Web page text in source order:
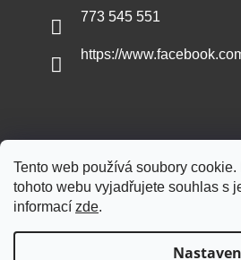
Tento web používá soubory
tohoto webu vyjadřujete souhlas s
informací zde.
773 545 551
https://
Copyright 2026